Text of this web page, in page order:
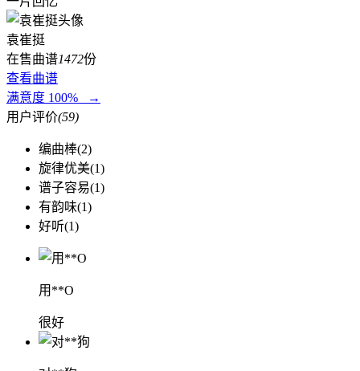
袁崔挺
在售曲谱1472份
查看曲谱
满意度 100% →
用户评价(59)
编曲棒(2)
旋律优美(1)
谱子容易(1)
有韵味(1)
好听(1)
用**O
很好